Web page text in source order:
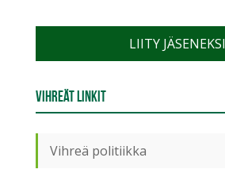
LIITY JÄSENEKSI
Vihreät linkit
Vihreä politiikka